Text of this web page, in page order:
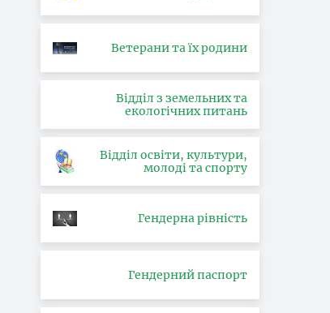
Ветерани та їх родини
Відділ з земельних та
екологічних питань
Відділ освіти, культури,
молоді та спорту
Гендерна рівність
Гендерний паспорт